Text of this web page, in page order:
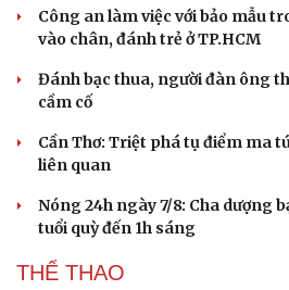
Văn hóa
Công an làm việc với bảo mẫu
vào chân, đánh trẻ ở TP.HCM
Đánh bạc thua, người đàn ông
cầm cố
Cần Thơ: Triệt phá tụ điểm ma
liên quan
Nóng 24h ngày 7/8: Cha dượng
tuổi quỳ đến 1h sáng
THỂ THAO